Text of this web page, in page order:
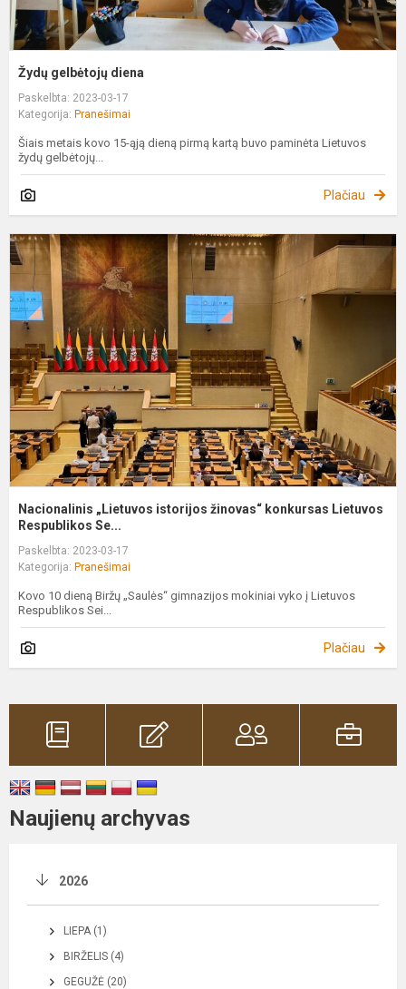
Žydų gelbėtojų diena
Paskelbta: 2023-03-17
Kategorija: Pranešimai
Šiais metais kovo 15-ąją dieną pirmą kartą buvo paminėta Lietuvos
žydų gelbėtojų...
Plačiau
Nacionalinis „Lietuvos istorijos žinovas“ konkursas Lietuvos
Respublikos Se...
Paskelbta: 2023-03-17
Kategorija: Pranešimai
Kovo 10 dieną Biržų „Saulės“ gimnazijos mokiniai vyko į Lietuvos
Respublikos Sei...
Plačiau
Naujienų archyvas
2026
LIEPA (1)
BIRŽELIS (4)
GEGUŽĖ (20)